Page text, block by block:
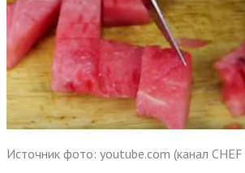
Источник фото: youtube.com (канал CHEF